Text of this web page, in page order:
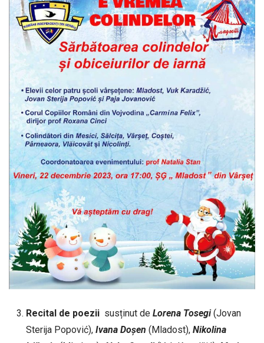
Recital de poezii susținut de Lorena Tosegi(Jovan
Sterija Popović), Ivana Doșen (Mladost), Nikolina